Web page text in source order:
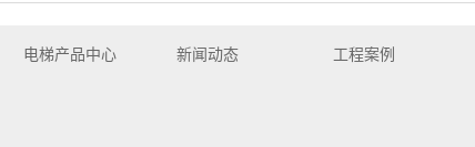
电梯产品中心 新闻动态 工程案例